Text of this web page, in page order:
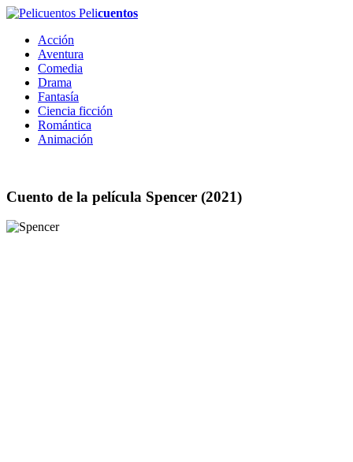
Pelicuentos
Acción
Aventura
Comedia
Drama
Fantasía
Ciencia ficción
Romántica
Animación
Cuento de la película Spencer (2021)